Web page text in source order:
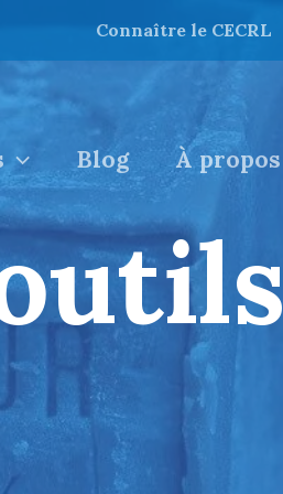
Connaître le CECRL
Blog À propos